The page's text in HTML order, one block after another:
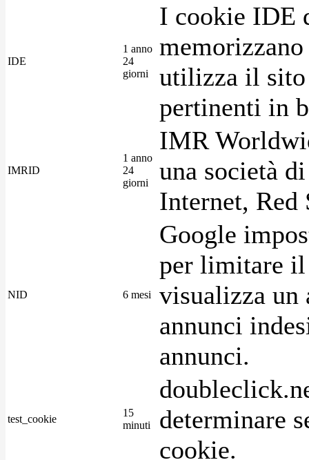
IDE
1 anno
24
giorni
I cookie IDE
utilizza il sito
pertinenti in
IMRID
1 anno
24
giorni
IMR
una società
Internet, Red
NID 6 mesi
Google
per limitare
visualizza un
annunci
annunci.
test_cookie
15
minuti
determinare
cookie.